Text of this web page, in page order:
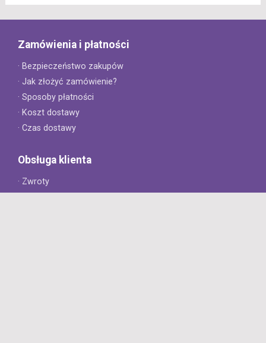
Zamówienia i płatności
· Bezpieczeństwo zakupów
· Jak złożyć zamówienie?
· Sposoby płatności
· Koszt dostawy
· Czas dostawy
Obsługa klienta
· Zwroty